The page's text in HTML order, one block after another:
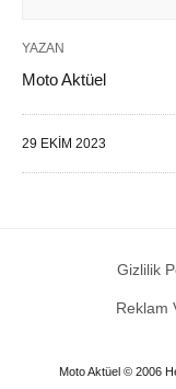
YAZAN
Moto Aktüel
29 EKIM 2023
Gizlilik
Reklam
Moto Aktüel © 2006